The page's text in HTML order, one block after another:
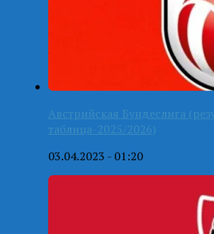
Австрийская Бундеслига
таблица-2025/2026)
03.04.2023 - 01:20